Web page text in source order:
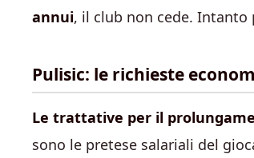
annui, il club non cede.
Pulisic: le richieste
Le trattative per il
sono le pretese salariali del